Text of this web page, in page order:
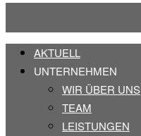
AKTUELL
UNTERNEHMEN
WIR ÜBER UNS
TEAM
LEISTUNGEN